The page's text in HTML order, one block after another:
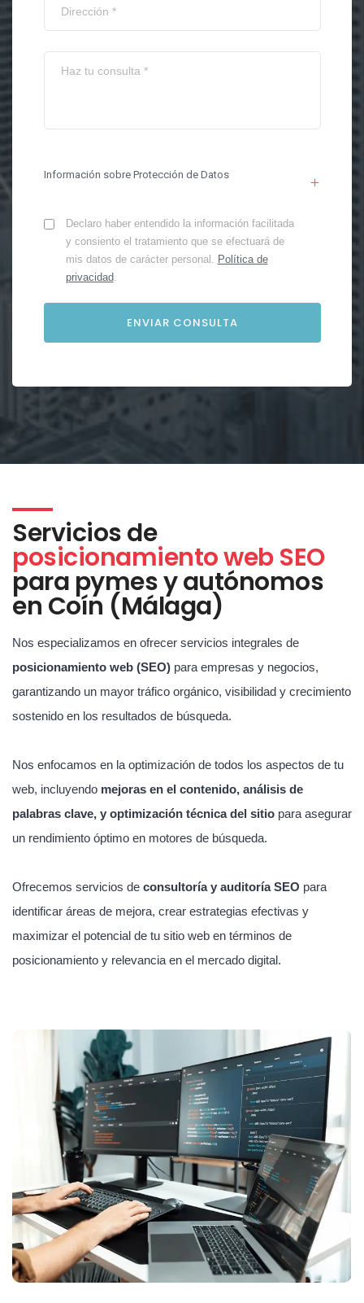
Información sobre Protección de Datos
Declaro haber entendido la información facilitada
y consiento el tratamiento que se efectuará de
mis datos de carácter personal. Política de
privacidad.
Servicios de
posicionamiento web SEO
para pymes y autónomos
en Coín (Málaga)
Nos especializamos en ofrecer servicios integrales de
posicionamiento web (SEO) para empresas y negocios,
garantizando un mayor tráfico orgánico, visibilidad y crecimiento
sostenido en los resultados de búsqueda.
Nos enfocamos en la optimización de todos los aspectos de tu
web, incluyendo mejoras en el contenido, análisis de
palabras clave, y optimización técnica del sitio para asegurar
un rendimiento óptimo en motores de búsqueda.
Ofrecemos servicios de consultoría y auditoría SEO para
identificar áreas de mejora, crear estrategias efectivas y
maximizar el potencial de tu sitio web en términos de
posicionamiento y relevancia en el mercado digital.